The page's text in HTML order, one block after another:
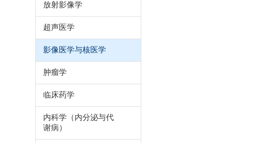
放射影像学
超声医学
影像医学与核医学
肿瘤学
临床药学
内科学（内分泌与代
谢病）